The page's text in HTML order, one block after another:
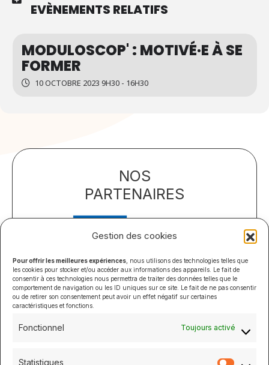
Gestion des cookies
Pour offrir les meilleures expériences , nous utilisons des technologies telles que
les cookies pour stocker et/ou accéder aux informations des appareils. Le fait de
consentir à ces technologies nous permettra de traiter des données telles que le
comportement de navigation ou les ID uniques sur ce site. Le fait de ne pas consentir
ou de retirer son consentement peut avoir un effet négatif sur certaines
caractéristiques et fonctions.
Fonctionnel Toujours activé
Statistiques
EVÈNEMENTS RELATIFS
MODULOSCOP' : MOTIVÉ·E À SE
FORMER
10 OCTOBRE 2023 9H30 - 16H30
NOS
PARTENAIRES